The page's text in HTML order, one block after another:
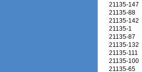
21135-147
21135-88
21135-142
21135-1
21135-87
21135-132
21135-111
21135-100
21135-65